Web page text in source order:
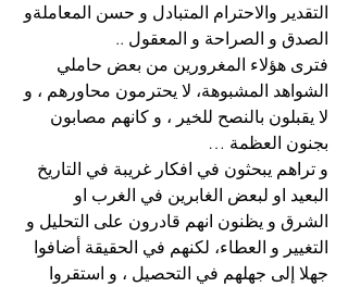
التقدير والاحترام المتبادل و حسن المعاملةو
الصدق و الصراحة و المعقول ..
فترى هؤلاء المغرورين من بعض حاملي
الشواهد المشبوهة، لا يحترمون محاورهم ، و
لا يقبلون بالنصح للخير ، و كانهم مصابون
بجنون العظمة …
و تراهم يبحثون في افكار غريبة في التاريخ
البعيد او لبعض الغابرين في الغرب او
الشرق و يظنون انهم قادرون على التحليل و
التغيير و العطاء، لكنهم في الحقيقة أضافوا
جهلا إلى جهلهم في التحصيل ، و استقروا